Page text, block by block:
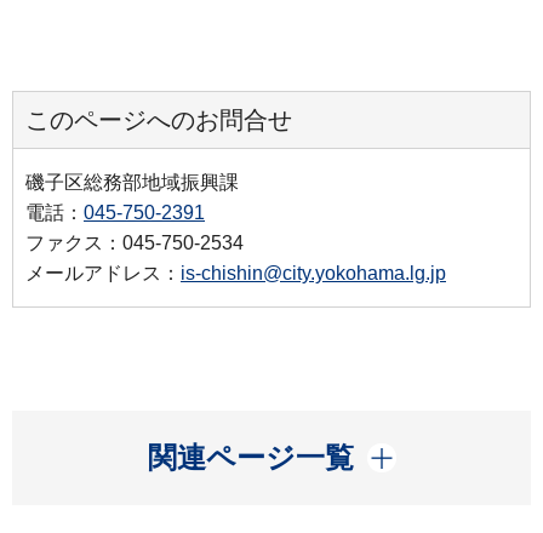
このページへのお問合せ
磯子区総務部地域振興課
電話： 045-750-2391
ファクス：045-750-2534
メールアドレス： is-chishin@city.yokohama.lg.jp
関連ページ一覧
開く